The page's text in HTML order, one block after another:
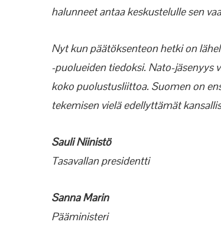
halunneet antaa keskustelulle sen
Nyt kun päätöksenteon hetki on
-puolueiden tiedoksi. Nato-jäsenyys
koko puolustusliittoa. Suomen on
tekemisen vielä edellyttämät
Sauli Niinistö
Tasavallan presidentti
Sanna Marin
Pääministeri